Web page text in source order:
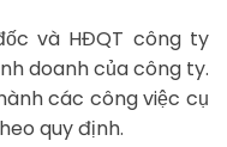
và HĐQT công ty
doanh của công ty.
các công việc cụ
quy định.